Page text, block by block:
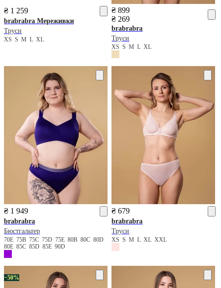
₴ 1 259
brabrabra Мереживки
Труси
XS S M L XL
₴ 899
₴ 269
brabrabra
Труси
XSSMLXL
₴ 1 949
brabrabra
Бюстгальтер
70E 75B 75C 75D 75E 80B 80C 80D
80E 85C 85D 85E 90D
₴ 679
brabrabra
Труси
XSSMLXLXXL
−50%